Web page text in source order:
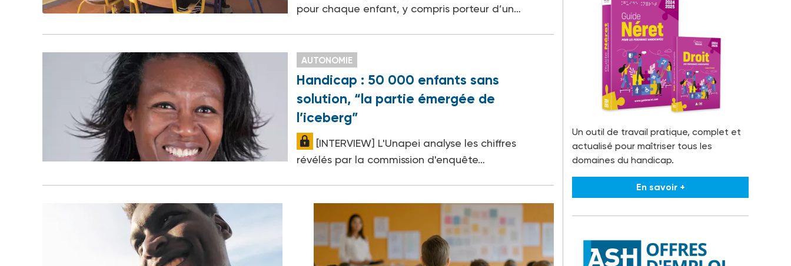
pour chaque enfant, y compris porteur d’un…
AUTONOMIE
Handicap : 50 000 enfants sans
solution, “la partie émergée de
l’iceberg”
[INTERVIEW] L'Unapei analyse les chiffres
révélés par la commission d'enquête…
Un outil de travail pratique, complet et
actualisé pour maîtriser tous les
domaines du handicap.
En savoir +